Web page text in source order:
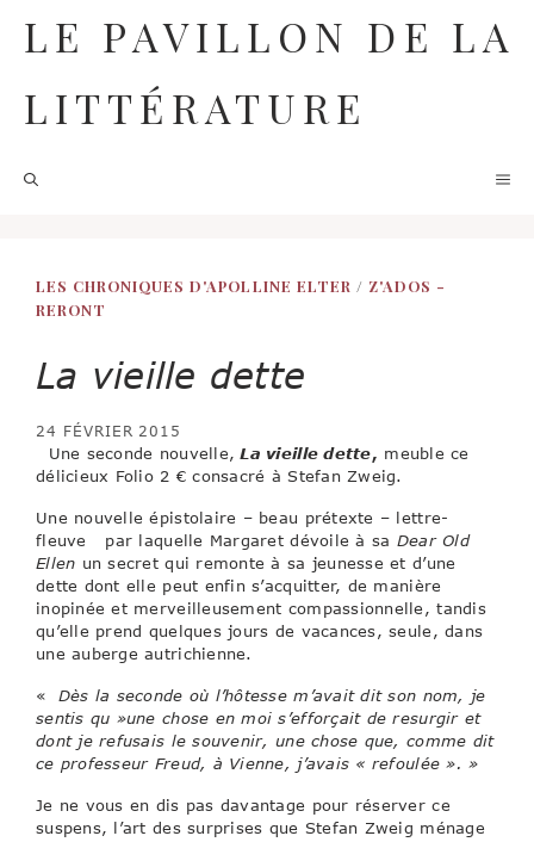
contenu
LE PAVILLON DE LA
LITTÉRATURE
LES CHRONIQUES D'APOLLINE ELTER / Z'ADOS -
RERONT
La vieille dette
24 FÉVRIER 2015
Une seconde nouvelle, La vieille dette, meuble ce
délicieux Folio 2 € consacré à Stefan Zweig.
Une nouvelle épistolaire – beau prétexte – lettre-
fleuve par laquelle Margaret dévoile à sa Dear Old
Ellen un secret qui remonte à sa jeunesse et d’une
dette dont elle peut enfin s’acquitter, de manière
inopinée et merveilleusement compassionnelle, tandis
qu’elle prend quelques jours de vacances, seule, dans
une auberge autrichienne.
«
Dès la seconde où l’hôtesse m’avait dit son nom, je
sentis qu »une chose en moi s’efforçait de resurgir et
dont je refusais le souvenir, une chose que, comme dit
ce professeur Freud, à Vienne, j’avais « refoulée ». »
Je ne vous en dis pas davantage pour réserver ce
suspens, l’art des surprises que Stefan Zweig ménage